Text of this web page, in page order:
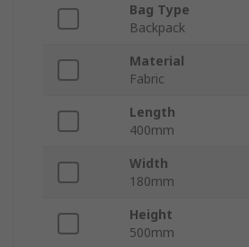
Bag Type
Backpack
Material
Fabric
Length
400mm
Width
180mm
Height
500mm